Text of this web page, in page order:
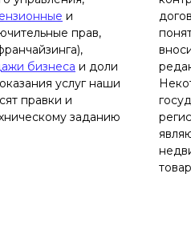
и
прав,
бизнеса и доли
услуг наши
правки и
заданию